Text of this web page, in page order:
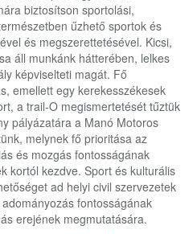
biztosítson sportolási,
űzhető sportok és
és megszerettetésével. Kicsi,
áll munkánk hátterében, lelkes
képviselteti magát. Fő
emellett egy kerekesszékesek
a trail-O megismertetését tűztük
pályázatára a Manó Motoros
melynek fő prioritása az
és mozgás fontosságának
kortól kezdve. Sport és kulturális
ad helyi civil szervezetek
fontosságának
erejének megmutatására.